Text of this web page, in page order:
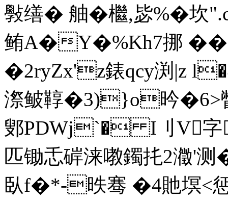
斅缮� 舳�檵,毖%�
鲔 A�Υ�%Kh7挪
�2ryZx'z錶qcy渕|z
漈 鲏鞟�3)}o昑�6>
鄋PDWj`� I刂V字
匹锄忎硸涞嘋鐲扥2瀓'测
臥f�*-昳骞 �4貤塓<